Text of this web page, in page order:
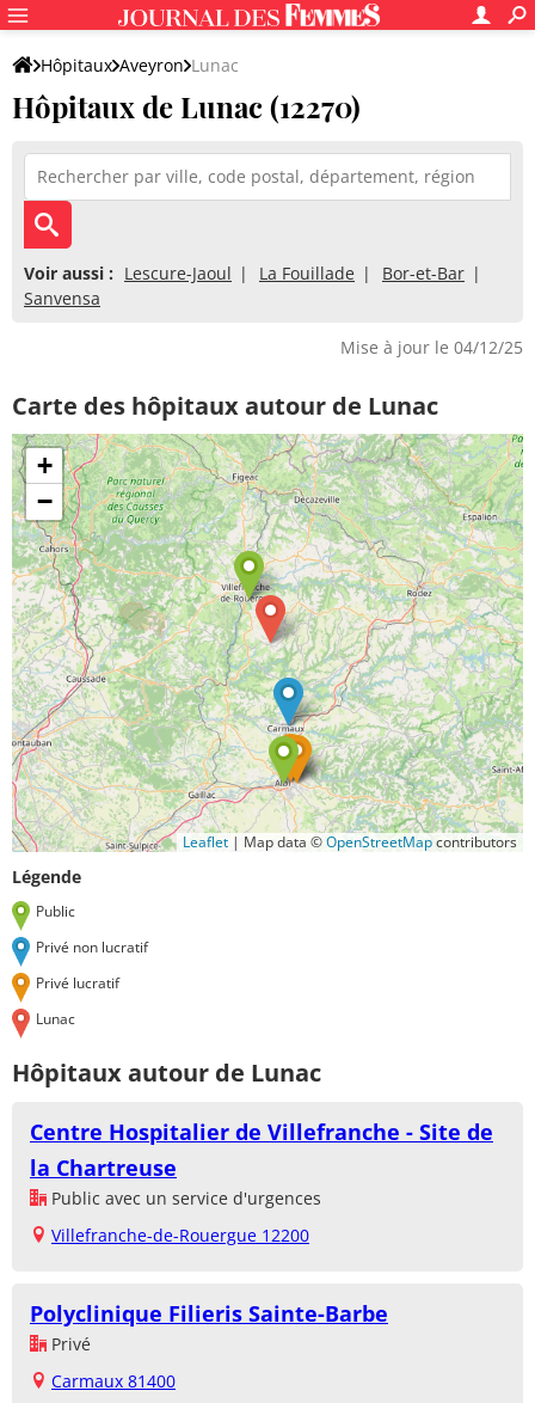
Hôpitaux Aveyron Lunac
Hôpitaux de Lunac (12270)
Voir aussi : Lescure-Jaoul La Fouillade
Bor-et-Bar
Sanvensa
Mise à jour le 04/12/25
Carte des hôpitaux autour de Lunac
+
−
Leaflet | Map data ©OpenStreetMapcontributors
Légende
Public
Privé non lucratif
Privé lucratif
Lunac
Hôpitaux autour de Lunac
Centre Hospitalier de Villefranche - Site de
la Chartreuse
Public avec un service d'urgences
Villefranche-de-Rouergue 12200
Polyclinique Filieris Sainte-Barbe
Privé
Carmaux 81400